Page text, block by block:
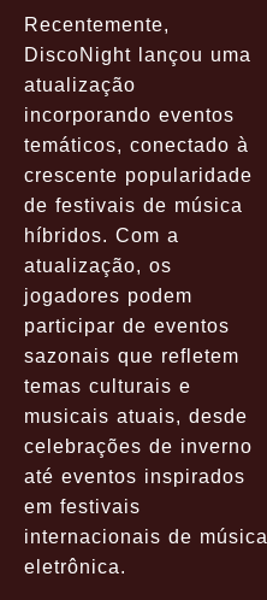
Recentemente,
DiscoNight lançou uma
atualização
incorporando eventos
temáticos, conectado à
crescente popularidade
de festivais de música
híbridos. Com a
atualização, os
jogadores podem
participar de eventos
sazonais que refletem
temas culturais e
musicais atuais, desde
celebrações de inverno
até eventos inspirados
em festivais
internacionais de música
eletrônica.